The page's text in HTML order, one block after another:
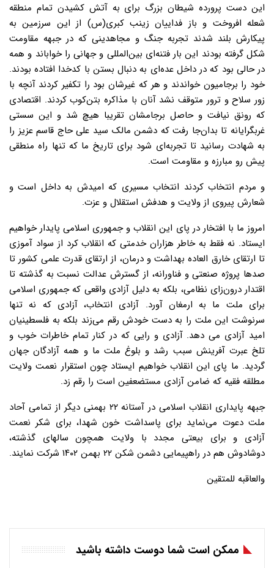
این دست پرورده شیطان بزرگ برای به آتش کشیدن تمام منطقه
شعله افروخت و باز فداییان زینب کبری(س) از این سرزمین به
پیکارش بلند شدند تجربه جنگ و مجاهدینی که در جبهه مقاومت
شکل گرفته بودند این بار فتنه‌ای بین‌المللی و جهانی را خواباند و همه
در حالی بود که در داخل عده‌ای به دنبال بستن با کدخدا افتاده بودند.
خود را برجامیون خواندند و هر که غیرشان بود را تکفیر کردند آنچه با
زور سلاح و ترور متوقف نشد آنان با مذاکره بتن‌کوب کردند. اقتصادی
که رونق نیافت و حاصل برجامشان تقریبا هیچ شد و این سستی
غربگرایانه تا بدان‌جا رفت که دشمن مالک سید علی حاج قاسم عزیز را
به شهادت رسانید تا تجربه‌ای شود برای تاریخ ما که تنها راه منطقی
پیش رو مبارزه و مقاومت است.
و مردم انتخاب کردند انتخاب مسیری که امیدش به داخل است و
شعارش پیروی از ولایت و هدفش استقلال و عزت.
امروز ما با افتخار در پای این انقلاب و جمهوری اسلامی پایدار خواهیم
ایستاد. نه فقط به خاطر هزاران خدمتی که انقلاب کرد از سواد آموزی
تا ارتقای خارق العاده بهداشت و درمان، از ارتقای قدرت علمی کشور تا
صدها پروژه صنعتی و فناورانه، از گسترش عدالت نسبت به گذشته تا
اقتدار درون‌زای نظامی، بلکه به دلیل آزادی واقعی که جمهوری اسلامی
برای ملت‌ ما به ارمغان آورد. آزادی انتخاب، آزادی که نه تنها
سرنوشت این ملت را به دست خودش رقم می‌زند بلکه به فلسطینیان
امید آزادی می دهد. آزادی و رایی که در کنار تمام خاطرات خوب و
تلخ عبرت آفرینش سبب رشد و بلوغ ملت ما و همه آزادگان جهان
گردید. ما پای این انقلاب خواهیم ایستاد چون استقرار نعمت ولایت
مطلقه فقیه که ضامن آزادی مستضعفین است را رقم زد.
جبهه پایداری انقلاب اسلامی در آستانه ۲۲ بهمنی دیگر از تمامی آحاد
ملت دعوت می‌نماید برای پاسداشت خون شهدا، برای شکر نعمت
آزادی و برای بیعتی مجدد با ولایت همچون سالهای گذشته،
دوشادوش هم در راهپیمایی دشمن شکن ۲۲ بهمن ۱۴۰۲ شرکت نمایند.
والعاقبه للمتقین
ممکن است شما دوست داشته باشید